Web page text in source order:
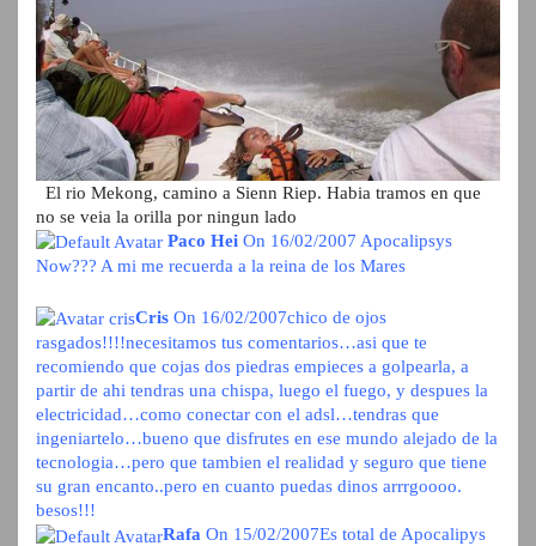
El rio Mekong, camino a Sienn Riep. Habia tramos en que
no se veia la orilla por ningun lado
Paco Hei On 16/02/2007 Apocalipsys
Now??? A mi me recuerda a la reina de los Mares
Cris On 16/02/2007chico de ojos
rasgados!!!!necesitamos tus comentarios…asi que te
recomiendo que cojas dos piedras empieces a golpearla, a
partir de ahi tendras una chispa, luego el fuego, y despues la
electricidad…como conectar con el adsl…tendras que
ingeniartelo…bueno que disfrutes en ese mundo alejado de la
tecnologia…pero que tambien el realidad y seguro que tiene
su gran encanto..pero en cuanto puedas dinos arrrgoooo.
besos!!!
Rafa On 15/02/2007Es total de Apocalipys